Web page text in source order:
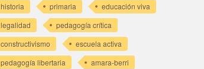
historia
primaria
educación viva
legalidad
pedagogía crítica
constructivismo
escuela activa
pedagogía libertaria
amara-berri